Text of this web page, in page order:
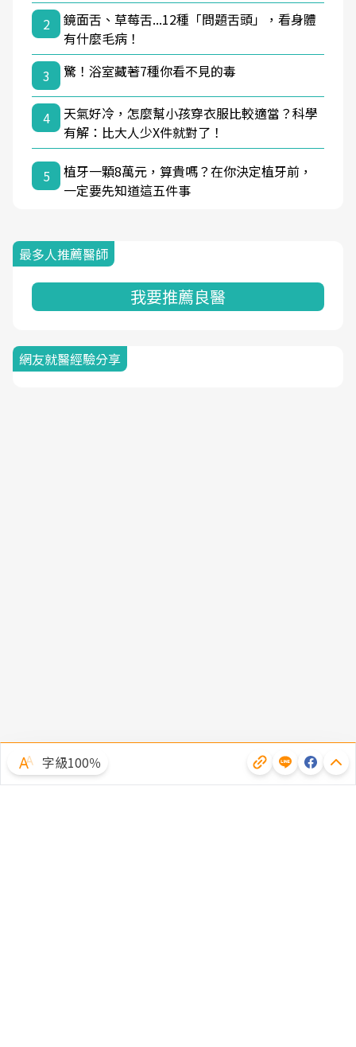
2
鏡面舌、草莓舌...12種「問題舌頭」，看身體
有什麼毛病！
3
驚！浴室藏著7種你看不見的毒
4
天氣好冷，怎麼幫小孩穿衣服比較適當？科學
有解：比大人少X件就對了！
5
植牙一顆8萬元，算貴嗎？在你決定植牙前，
一定要先知道這五件事
最多人推薦醫師
我要推薦良醫
網友就醫經驗分享
字級100％